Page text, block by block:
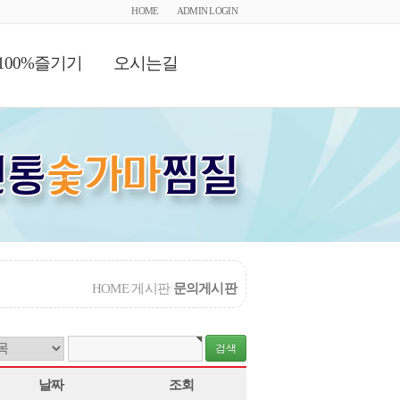
HOME ADMIN LOGIN
즐기기 오시는길
HOME/게시판/문의게시판
날짜 조회